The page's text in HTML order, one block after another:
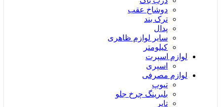
دوشاخ عقب
ترک بند
پدال
سایر لوازم ظاهری
کیلومتر
لوازم اسپرت
اسپری
لوازم مصرفی
تیوپ
بلبرینگ چرخ جلو
تایر